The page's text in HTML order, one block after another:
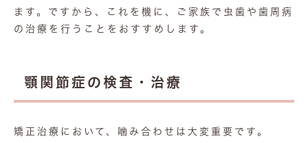
ます。ですから、これを機に、ご家族で虫歯や歯周病
の治療を行うことをおすすめします。
顎関節症の検査・治療
矯正治療において、噛み合わせは大変重要です。